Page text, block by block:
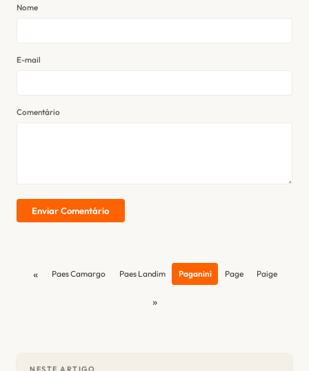
Nome
E-mail
Comentário
Enviar Comentário
« Paes Camargo Paes Landim Paganini Page Paige
»
NESTE ARTIGO